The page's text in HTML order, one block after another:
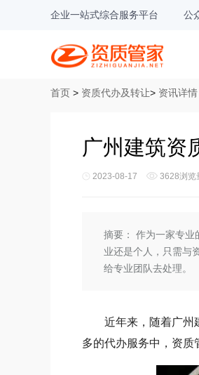
企业一站式综合服务平台 公
首页 > 资质代办及转让> 资讯详情
广州建筑资
2023-08-17 3628浏览
摘要：
作为一家专业
业还是个人，只需与
给专业团队去处理。
近年来，随着广州建
多的代办服务中，资质